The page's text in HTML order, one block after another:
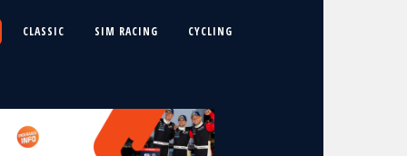
CLASSIC SIM RACING CYCLING